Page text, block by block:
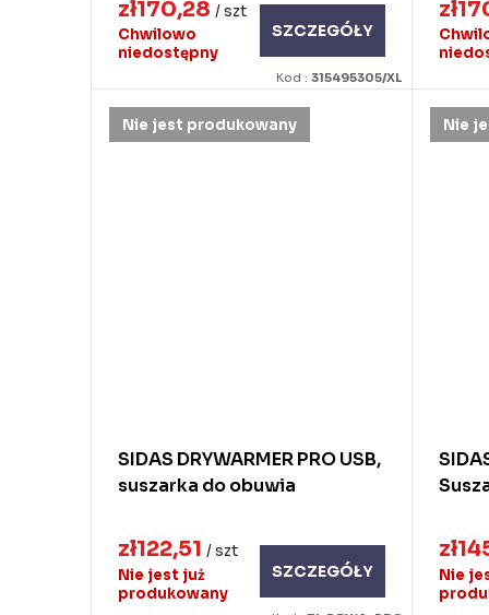
zł170,28 / szt
Chwilowo
niedostępny
SZCZEGÓŁY
Kod :315495305/XL
Nie jest produkowany
SIDAS DRYWARMER PRO USB,
suszarka do obuwia
zł122,51 / szt
Nie jest już
produkowany
SZCZEGÓŁY
Nie
Nie